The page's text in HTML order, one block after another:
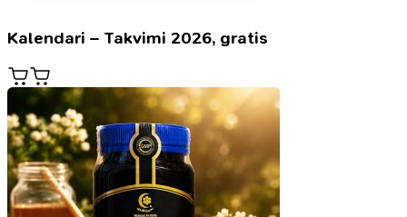
Kalendari – Takvimi 2026, gratis